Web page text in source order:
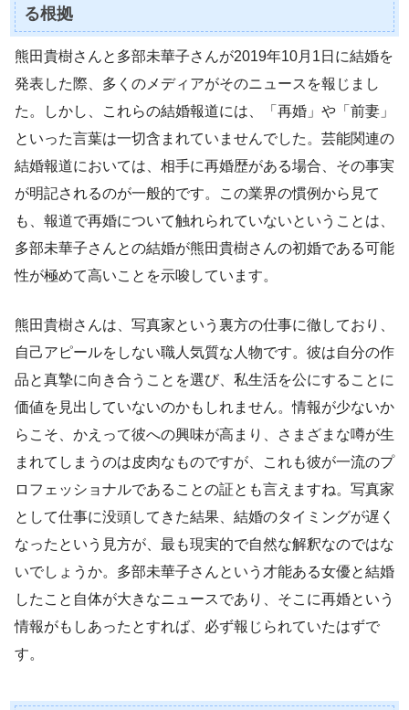
る根拠
熊田貴樹さんと多部未華子さんが2019年10月1日に結婚を
発表した際、多くのメディアがそのニュースを報じまし
た。しかし、これらの結婚報道には、「再婚」や「前妻」
といった言葉は一切含まれていませんでした。芸能関連の
結婚報道においては、相手に再婚歴がある場合、その事実
が明記されるのが一般的です。この業界の慣例から見て
も、報道で再婚について触れられていないということは、
多部未華子さんとの結婚が熊田貴樹さんの初婚である可能
性が極めて高いことを示唆しています。
熊田貴樹さんは、写真家という裏方の仕事に徹しており、
自己アピールをしない職人気質な人物です。彼は自分の作
品と真摯に向き合うことを選び、私生活を公にすることに
価値を見出していないのかもしれません。情報が少ないか
らこそ、かえって彼への興味が高まり、さまざまな噂が生
まれてしまうのは皮肉なものですが、これも彼が一流のプ
ロフェッショナルであることの証とも言えますね。写真家
として仕事に没頭してきた結果、結婚のタイミングが遅く
なったという見方が、最も現実的で自然な解釈なのではな
いでしょうか。多部未華子さんという才能ある女優と結婚
したこと自体が大きなニュースであり、そこに再婚という
情報がもしあったとすれば、必ず報じられていたはずで
す。